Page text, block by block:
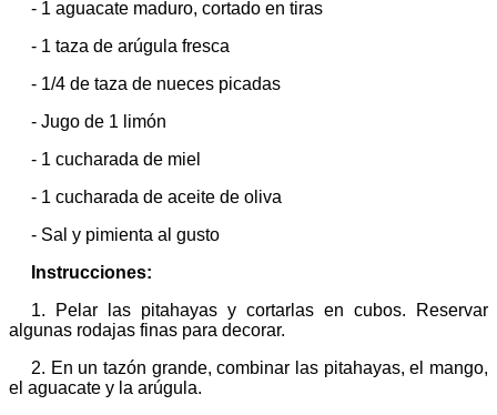
- 1 aguacate maduro, cortado en tiras
- 1 taza de arúgula fresca
- 1/4 de taza de nueces picadas
- Jugo de 1 limón
- 1 cucharada de miel
- 1 cucharada de aceite de oliva
- Sal y pimienta al gusto
Instrucciones:
1. Pelar las pitahayas y cortarlas en cubos. Reservar
algunas rodajas finas para decorar.
2. En un tazón grande, combinar las pitahayas, el mango,
el aguacate y la arúgula.